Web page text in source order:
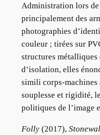
Administration lors
principalement des
photographies
couleur ; tirées sur
structures métalliques
d’isolation, elles
simili corps-machines
souplesse et rigidité,
politiques de l’image
Folly(2017),